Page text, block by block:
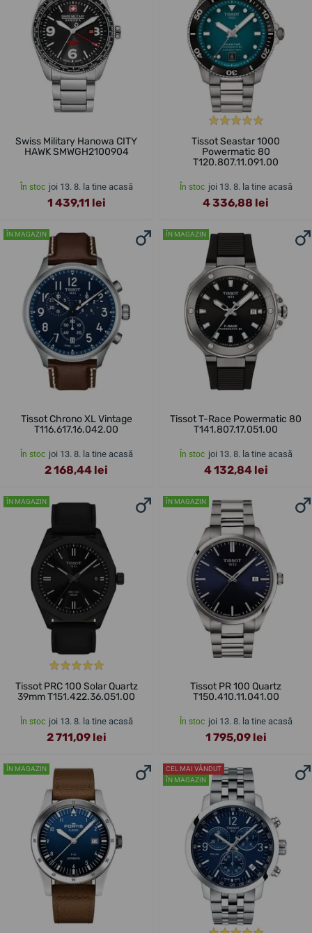
Swiss Military Hanowa CITY
HAWK SMWGH2100904
În stoc joi 13. 8. la tine acasă
1 439,11 lei
Tissot Seastar 1000
Powermatic 80
T120.807.11.091.00
În stoc joi 13. 8. la tine acasă
4 336,88 lei
ÎN MAGAZIN
Tissot Chrono XL Vintage
T116.617.16.042.00
În stoc joi 13. 8. la tine acasă
2 168,44 lei
ÎN MAGAZIN
Tissot T-Race Powermatic 80
T141.807.17.051.00
În stoc joi 13. 8. la tine acasă
4 132,84 lei
ÎN MAGAZIN
Tissot PRC 100 Solar Quartz
39mm T151.422.36.051.00
În stoc joi 13. 8. la tine acasă
2 711,09 lei
ÎN MAGAZIN
Tissot PR 100 Quartz
T150.410.11.041.00
În stoc joi 13. 8. la tine acasă
1 795,09 lei
ÎN MAGAZIN
CEL MAI VÂNDUT
ÎN MAGAZIN